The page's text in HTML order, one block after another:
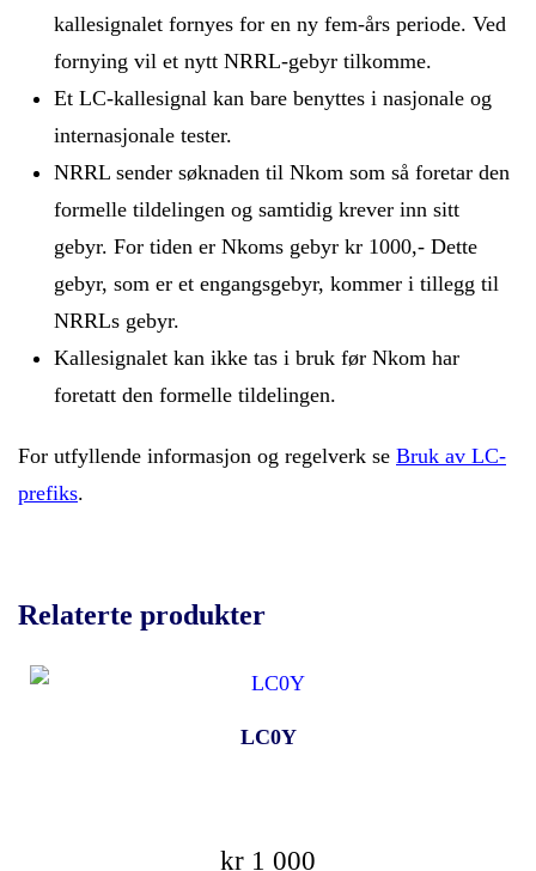
kallesignalet fornyes for en ny fem-års periode. Ved
fornying vil et nytt NRRL-gebyr tilkomme.
Et LC-kallesignal kan bare benyttes i nasjonale og
internasjonale tester.
NRRL sender søknaden til Nkom som så foretar den
formelle tildelingen og samtidig krever inn sitt
gebyr. For tiden er Nkoms gebyr kr 1000,- Dette
gebyr, som er et engangsgebyr, kommer i tillegg til
NRRLs gebyr.
Kallesignalet kan ikke tas i bruk før Nkom har
foretatt den formelle tildelingen.
For utfyllende informasjon og regelverk se Bruk av LC-
prefiks.
Relaterte produkter
LC0Y
kr 1 000